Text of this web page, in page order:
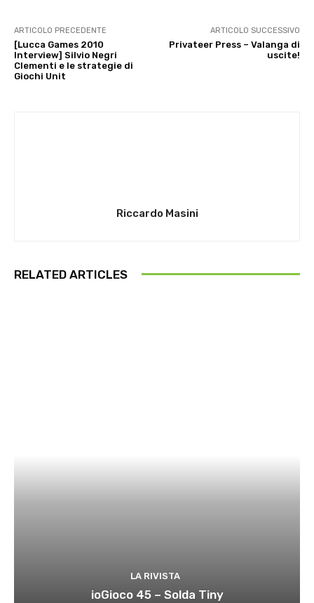
ARTICOLO PRECEDENTE
[Lucca Games 2010
Interview] Silvio Negri
Clementi e le strategie di
Giochi Unit
ARTICOLO SUCCESSIVO
Privateer Press – Valanga di
uscite!
Riccardo Masini
RELATED ARTICLES
LA RIVISTA
ioGioco 45 – Solda Tiny